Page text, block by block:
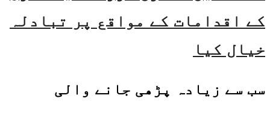
کے اقدامات کے مواقع پر تبادلہ
خیال کیا
سب سے زیادہ پڑھی جانے والی